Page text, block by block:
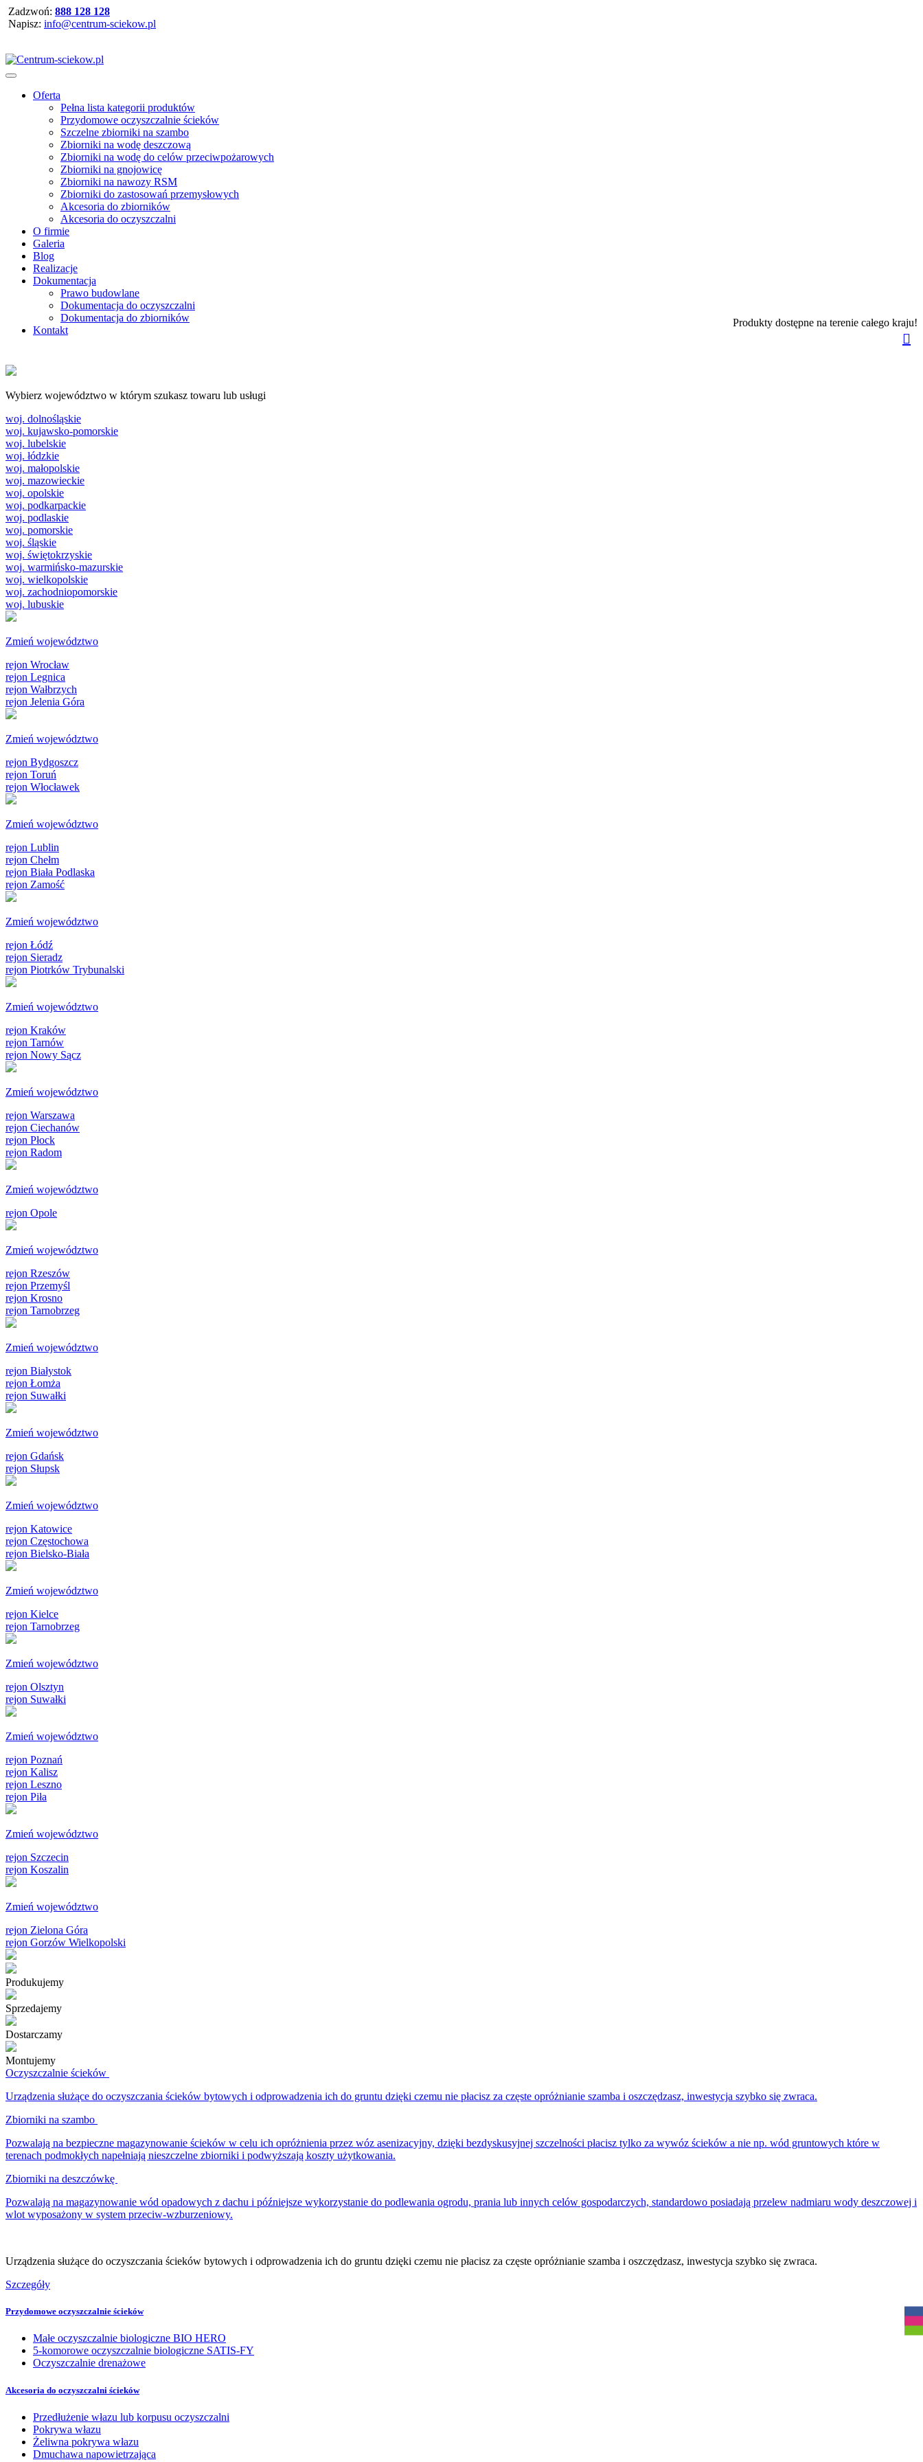
Zadzwoń: 888 128 128
Napisz: info@centrum-sciekow.pl
Oferta
Pełna lista kategorii produktów
Przydomowe oczyszczalnie ścieków
Szczelne zbiorniki na szambo
Zbiorniki na wodę deszczową
Zbiorniki na wodę do celów przeciwpożarowych
Zbiorniki na gnojowicę
Zbiorniki na nawozy RSM
Zbiorniki do zastosowań przemysłowych
Akcesoria do zbiorników
Akcesoria do oczyszczalni
O firmie
Galeria
Blog
Realizacje
Dokumentacja
Prawo budowlane
Dokumentacja do oczyszczalni
Dokumentacja do zbiorników
Kontakt
Produkty dostępne na terenie całego kraju!
Wybierz województwo w którym szukasz towaru lub usługi
woj. dolnośląskie
woj. kujawsko-pomorskie
woj. lubelskie
woj. łódzkie
woj. małopolskie
woj. mazowieckie
woj. opolskie
woj. podkarpackie
woj. podlaskie
woj. pomorskie
woj. śląskie
woj. świętokrzyskie
woj. warmińsko-mazurskie
woj. wielkopolskie
woj. zachodniopomorskie
woj. lubuskie
Zmień województwo
rejon Wrocław
rejon Legnica
rejon Wałbrzych
rejon Jelenia Góra
Zmień województwo
rejon Bydgoszcz
rejon Toruń
rejon Włocławek
Zmień województwo
rejon Lublin
rejon Chełm
rejon Biała Podlaska
rejon Zamość
Zmień województwo
rejon Łódź
rejon Sieradz
rejon Piotrków Trybunalski
Zmień województwo
rejon Kraków
rejon Tarnów
rejon Nowy Sącz
Zmień województwo
rejon Warszawa
rejon Ciechanów
rejon Płock
rejon Radom
Zmień województwo
rejon Opole
Zmień województwo
rejon Rzeszów
rejon Przemyśl
rejon Krosno
rejon Tarnobrzeg
Zmień województwo
rejon Białystok
rejon Łomża
rejon Suwałki
Zmień województwo
rejon Gdańsk
rejon Słupsk
Zmień województwo
rejon Katowice
rejon Częstochowa
rejon Bielsko-Biała
Zmień województwo
rejon Kielce
rejon Tarnobrzeg
Zmień województwo
rejon Olsztyn
rejon Suwałki
Zmień województwo
rejon Poznań
rejon Kalisz
rejon Leszno
rejon Piła
Zmień województwo
rejon Szczecin
rejon Koszalin
Zmień województwo
rejon Zielona Góra
rejon Gorzów Wielkopolski
Produkujemy
Sprzedajemy
Dostarczamy
Montujemy
Oczyszczalnie ścieków
Urządzenia służące do oczyszczania ścieków bytowych i odprowadzenia ich do gruntu dzięki czemu nie płacisz za częste opróżnianie szamba i oszczędzasz, inwestycja szybko się zwraca.
Zbiorniki na szambo
Pozwalają na bezpieczne magazynowanie ścieków w celu ich opróżnienia przez wóz asenizacyjny, dzięki bezdyskusyjnej szczelności płacisz tylko za wywóz ścieków a nie np. wód gruntowych które w
terenach podmokłych napełniają nieszczelne zbiorniki i podwyższają koszty użytkowania.
Zbiorniki na deszczówkę
Pozwalają na magazynowanie wód opadowych z dachu i późniejsze wykorzystanie do podlewania ogrodu, prania lub innych celów gospodarczych, standardowo posiadają przelew nadmiaru wody deszczowej i
wlot wyposażony w system przeciw-wzburzeniowy.
Urządzenia służące do oczyszczania ścieków bytowych i odprowadzenia ich do gruntu dzięki czemu nie płacisz za częste opróżnianie szamba i oszczędzasz, inwestycja szybko się zwraca.
Szczegóły
Przydomowe oczyszczalnie ścieków
Małe oczyszczalnie biologiczne BIO HERO
5-komorowe oczyszczalnie biologiczne SATIS-FY
Oczyszczalnie drenażowe
Akcesoria do oczyszczalni ścieków
Przedłużenie włazu lub korpusu oczyszczalni
Pokrywa włazu
Żeliwna pokrywa włazu
Dmuchawa napowietrzająca